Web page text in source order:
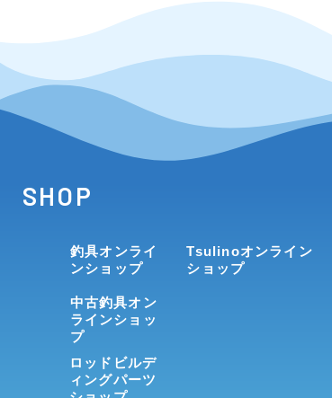
SHOP
釣具オンライ
ンショップ
中古釣具オン
ラインショッ
プ
ロッドビルデ
ィングパーツ
Tsulinoオンライン
ショップ